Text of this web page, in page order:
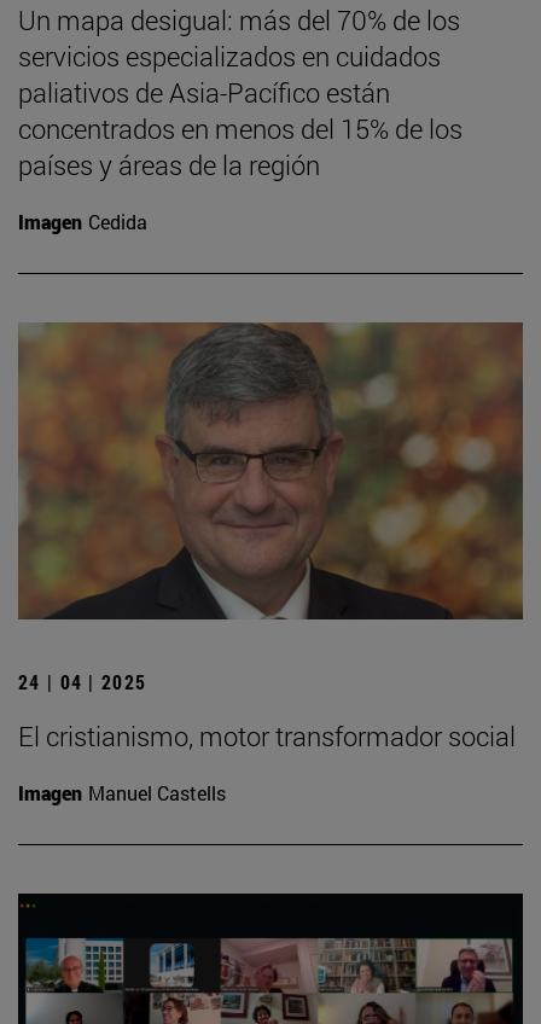
Un mapa desigual: más del 70% de los
servicios especializados en cuidados
paliativos de Asia-Pacífico están
concentrados en menos del 15% de los
países y áreas de la región
Imagen Cedida
24 | 04 | 2025
El cristianismo, motor transformador social
Imagen Manuel Castells